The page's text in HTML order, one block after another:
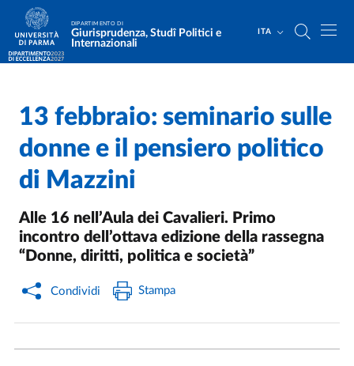
Salta al contenuto principale
Skip to footer
DIPARTIMENTO DI
Giurisprudenza, Studî Politici e
Internazionali
ITA
Home
/
Cerca una notizia
/
13 febbraio: seminario sulle
donne e il pensiero politico
di Mazzini
Alle 16 nell’Aula dei Cavalieri. Primo
incontro dell’ottava edizione della rassegna
“Donne, diritti, politica e società”
Condividi Stampa